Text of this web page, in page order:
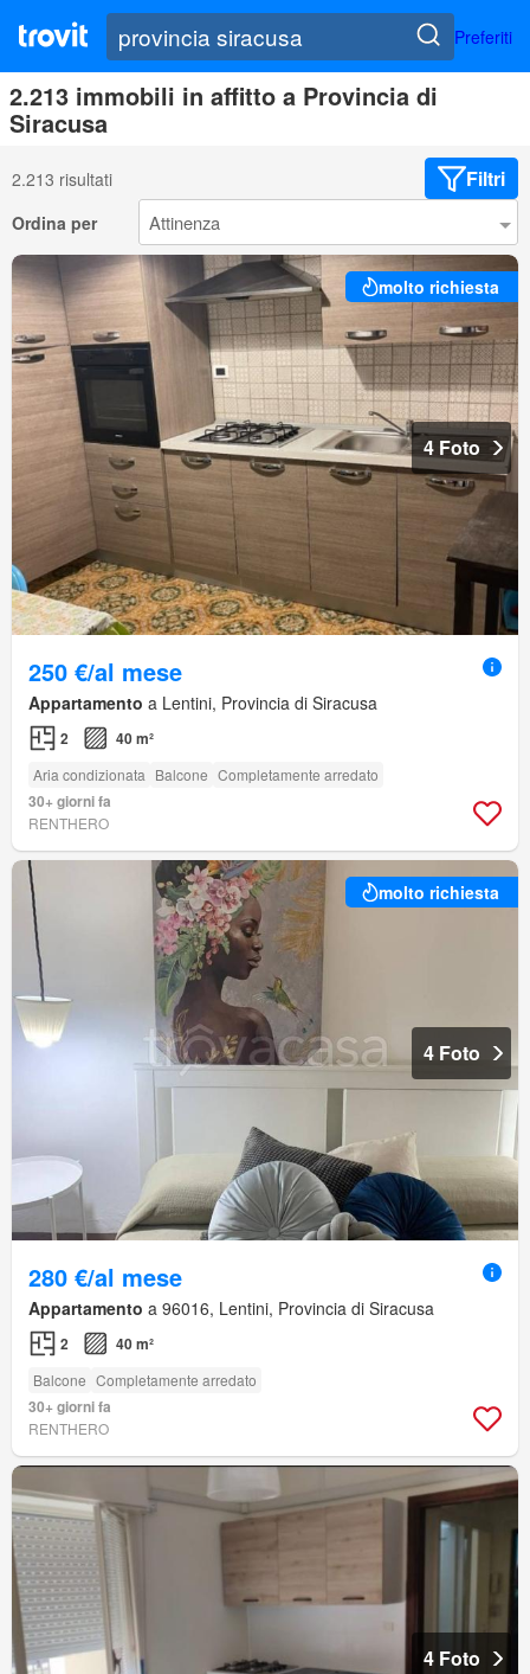
Preferiti
2.213 immobili in affitto a Provincia di
Siracusa
2.213 risultati Filtri
Ordina per
molto richiesta
4 Foto
250 €/al mese
Appartamento a Lentini, Provincia di Siracusa
2 40 m²
Aria condizionata Balcone Completamente arredato
30+ giorni fa
RENTHERO
molto richiesta
4 Foto
280 €/al mese
Appartamento a 96016, Lentini, Provincia di Siracusa
2 40 m²
Balcone Completamente arredato
30+ giorni fa
RENTHERO
4 Foto